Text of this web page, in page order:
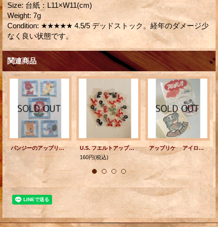
Size: 台紙：L11×W11(cm)
Weight: 7g
Condition: ★★★★★ 4.5/5 デッドストック。経年のダメージ少
なく良い状態です。
関連商品
パンジーのアップリケ ワンちゃん/小鹿ちゃん/ゾウさん/ひよこちゃん/フラワー 各1枚
U.S. フエルトアップリケ ラビット・チック（ひよこ）・ペリカン 各1枚
160円(税込)
アップリケ アイロンパンチ パンダ I Love Panda